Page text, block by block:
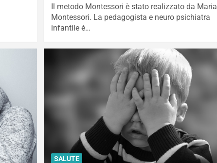
Il metodo Montessori è stato realizzato da Maria
Montessori. La pedagogista e neuro psichiatra
infantile è…
SALUTE